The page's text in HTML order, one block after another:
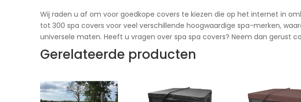
Wij raden u af om voor goedkope covers te kiezen die op het internet in
tot 300 spa covers voor veel verschillende hoogwaardige spa-merken,
universele maten. Heeft u vragen over spa spa covers? Neem dan gerust
Gerelateerde producten